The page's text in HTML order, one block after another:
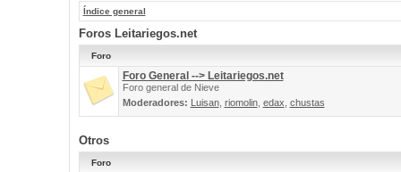
Índice general
Foros Leitariegos.net
Foro
Foro General --> Leitariegos.net
Foro general de Nieve
Moderadores: Luisan, riomolin, edax chustas
Otros
Foro